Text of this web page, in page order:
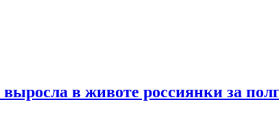
в животе россиянки за